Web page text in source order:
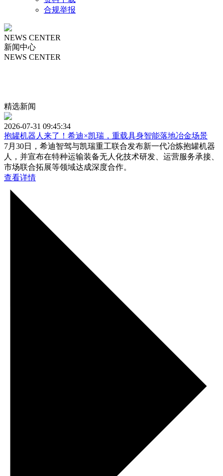
合规举报
NEWS CENTER
新闻中心
NEWS CENTER
精选新闻
2026-07-31 09:45:34
抱罐机器人来了！希迪×凯瑞，重载具身智能落地冶金场景
7月30日，希迪智驾与凯瑞重工联合发布新一代冶炼抱罐机器
人，并宣布在特种运输装备无人化技术研发、运营服务承接、
市场联合拓展等领域达成深度合作。
查看详情